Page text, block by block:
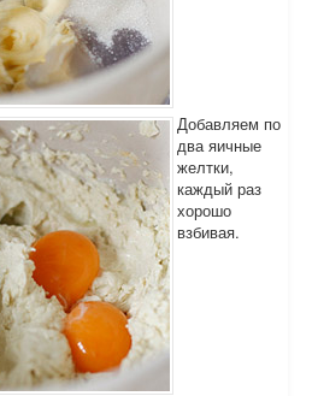
Добавляем по
два яичные
желтки,
каждый раз
хорошо
взбивая.